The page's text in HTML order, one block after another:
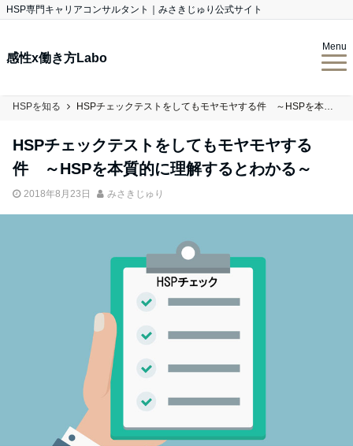
HSP専門キャリアコンサルタント｜みさきじゅり公式サイト
感性x働き方Labo
Menu
HSPを知る HSPチェックテストをしてもモヤモヤする件 ～HSPを本質的に理解するとわかる～
HSPチェックテストをしてもモヤモヤする
件 ～HSPを本質的に理解するとわかる～
2018年8月23日 みさきじゅり